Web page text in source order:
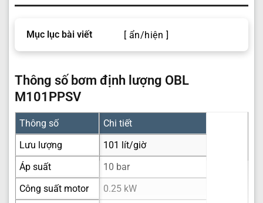
Mục lục bài viết [ ẩn/hiện ]
Thông số bơm định lượng OBL
M101PPSV
Thông số
Chi tiết
Lưu lượng
101 lít/giờ
Áp suất
10 bar
Công suất motor
0.25 kW